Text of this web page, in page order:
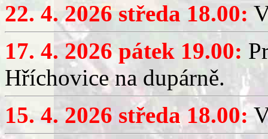
22. 4. 2026 středa 18.00:
17. 4. 2026 pátek 19.00:
Hříchovice na dupárně.
15. 4. 2026 středa 18.00: